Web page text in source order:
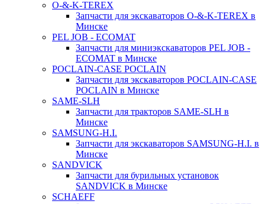
O-&-K-TEREX
Запчасти для экскаваторов O-&-K-TEREX в
Минске
PEL JOB - ECOMAT
Запчасти для миниэкскаваторов PEL JOB -
ECOMAT в Минске
POCLAIN-CASE POCLAIN
Запчасти для экскаваторов POCLAIN-CASE
POCLAIN в Минске
SAME-SLH
Запчасти для тракторов SAME-SLH в
Минске
SAMSUNG-H.I.
Запчасти для экскаваторов SAMSUNG-H.I. в
Минске
SANDVICK
Запчасти для бурильных установок
SANDVICK в Минске
SCHAEFF